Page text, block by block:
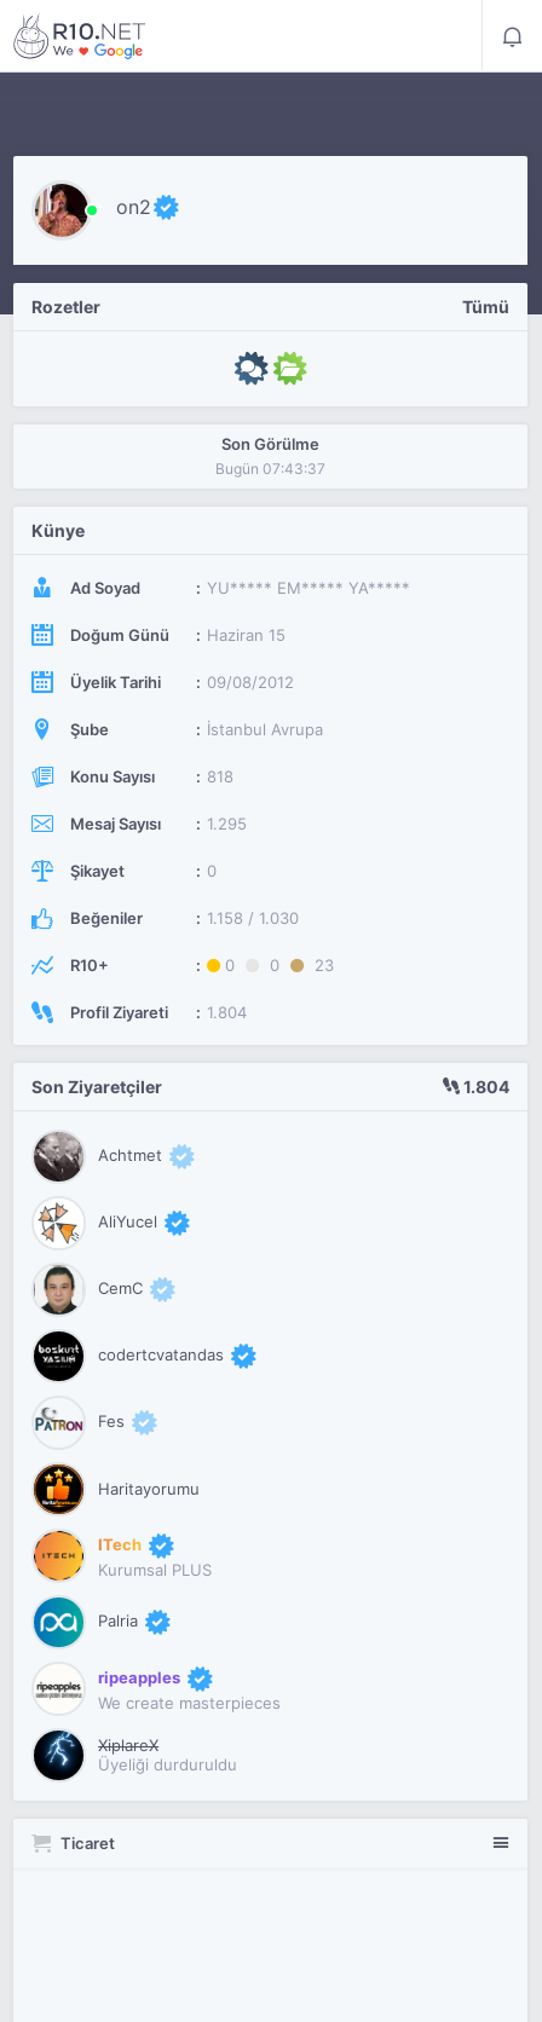
on2
Rozetler Tümü
Son Görülme
Bugün 07:43:37
Künye
Ad Soyad YU***** EM***** YA*****
Doğum Günü Haziran 15
Üyelik Tarihi 09/08/2012
Şube İstanbul Avrupa
Konu Sayısı 818
Mesaj Sayısı 1.295
Şikayet 0
Beğeniler 1.158 / 1.030
R10+ 0 0 23
Profil Ziyareti 1.804
Son Ziyaretçiler 1.804
Achtmet
AliYucel
CemC
codertcvatandas
Fes
Haritayorumu
ITech
Kurumsal PLUS
Palria
ripeapples
We create masterpieces
XiplareX
Üyeliği durduruldu
Ticaret